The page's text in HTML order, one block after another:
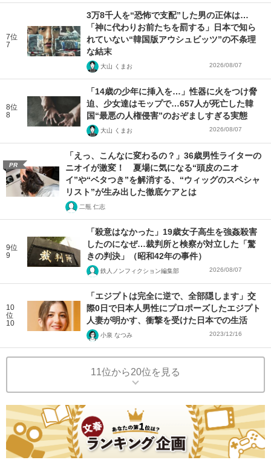
7位
7
3万8千人を“恐怖で支配”した男の正体は…
「神に代わりお前たちを罰する」日本で知ら
れていない“韓国版アウシュビッツ”の不条理
な結末
大山 くまお 2026/08/07
8位
8
「14歳の少年に挿入を…」性器に火をつけ脅
迫、少女達はモップで…657人が死亡した韓
国“最悪の人権侵害”のおぞましすぎる実態
大山 くまお 2026/08/07
PR
「えっ、こんなに変わるの？」36歳男性ライターの
ニオイが激変！ 夏場に気になる“頭皮のニオ
イ”や“ベタつき”を解消する、“ウィッグのスペシャ
リスト”が生み出した徹底ケアとは
二瓶 仁志
9位
9
「殺意はなかった」19歳女子高生を強姦殺害
したのになぜ…裁判所と検察が対立した「驚
きの判決」（昭和42年の事件）
鉄人ノンフィクション編集部 2026/08/07
10
位
10
「エジプトは完全に逆で、全部隠します」交
際0日で日本人男性にプロポーズしたエジプト
人妻が明かす、衝撃を受けた日本での生活
小泉 なつみ 2023/12/16
11位から20位を見る